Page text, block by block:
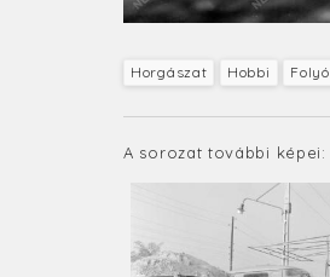
Horgászat Hobbi Folyó
A sorozat további képei: